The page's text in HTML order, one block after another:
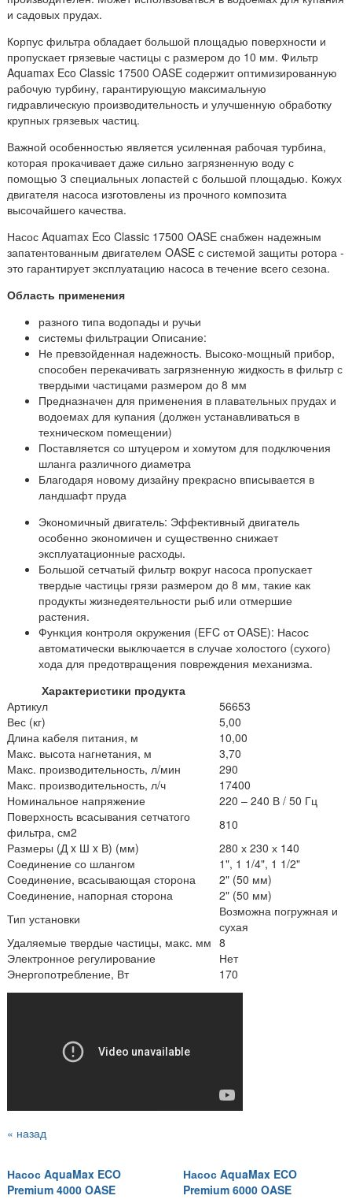
и садовых прудах.
Корпус фильтра обладает большой площадью поверхности и
пропускает грязевые частицы с размером до 10 мм. Фильтр
Aquamax Eco Classic 17500 OASE содержит оптимизированную
рабочую турбину, гарантирующую максимальную
гидравлическую производительность и улучшенную обработку
крупных грязевых частиц.
Важной особенностью является усиленная рабочая турбина,
которая прокачивает даже сильно загрязненную воду с
помощью 3 специальных лопастей с большой площадью. Кожух
двигателя насоса изготовлены из прочного композита
высочайшего качества.
Насос Aquamax Eco Classic 17500 OASE снабжен надежным
запатентованным двигателем OASE с системой защиты ротора -
это гарантирует эксплуатацию насоса в течение всего сезона.
Область применения
разного типа водопады и ручьи
системы фильтрации Описание:
Не превзойденная надежность. Высоко-мощный прибор,
способен перекачивать загрязненную жидкость в фильтр с
твердыми частицами размером до 8 мм
Предназначен для применения в плавательных прудах и
водоемах для купания (должен устанавливаться в
техническом помещении)
Поставляется со штуцером и хомутом для подключения
шланга различного диаметра
Благодаря новому дизайну прекрасно вписывается в
ландшафт пруда
Экономичный двигатель: Эффективный двигатель
особенно экономичен и существенно снижает
эксплуатационные расходы.
Большой сетчатый фильтр вокруг насоса пропускает
твердые частицы грязи размером до 8 мм, такие как
продукты жизнедеятельности рыб или отмершие
растения.
Функция контроля окружения (EFC от OASE): Насос
автоматически выключается в случае холостого (сухого)
хода для предотвращения повреждения механизма.
Характеристики продукта
Артикул
56653
Вес (кг)
5,00
Длина кабеля питания, м
10,00
Макс. высота нагнетания, м
3,70
Макс. производительность, л/мин
290
Макс. производительность, л/ч
17400
Номинальное напряжение
220 – 240 В / 50 Гц
Поверхность всасывания сетчатого
фильтра, см2
810
Размеры (Д x Ш x В) (мм)
280 х 230 х 140
Соединение со шлангом
1", 1 1/4", 1 1/2"
Соединение, всасывающая сторона
2" (50 мм)
Соединение, напорная сторона
2" (50 мм)
Тип установки
Возможна погружная и
сухая
Удаляемые твердые частицы, макс. мм 8
Электронное регулирование
Нет
Энергопотребление, Вт
170
« назад
Насос AquaMax ECO
Premium 4000 OASE
Насос AquaMax ECO
Premium 6000 OASE